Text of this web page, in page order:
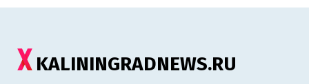
KALININGRADNEWS.RU